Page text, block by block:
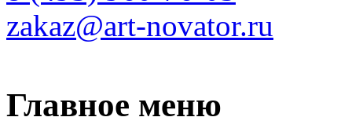
zakaz@art-novator.ru
Главное меню